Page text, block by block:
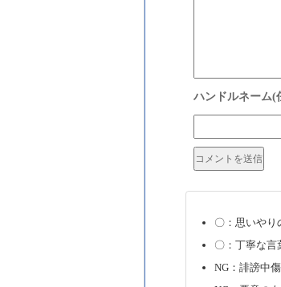
〇：思いやり
〇：丁寧な言
NG：誹謗中